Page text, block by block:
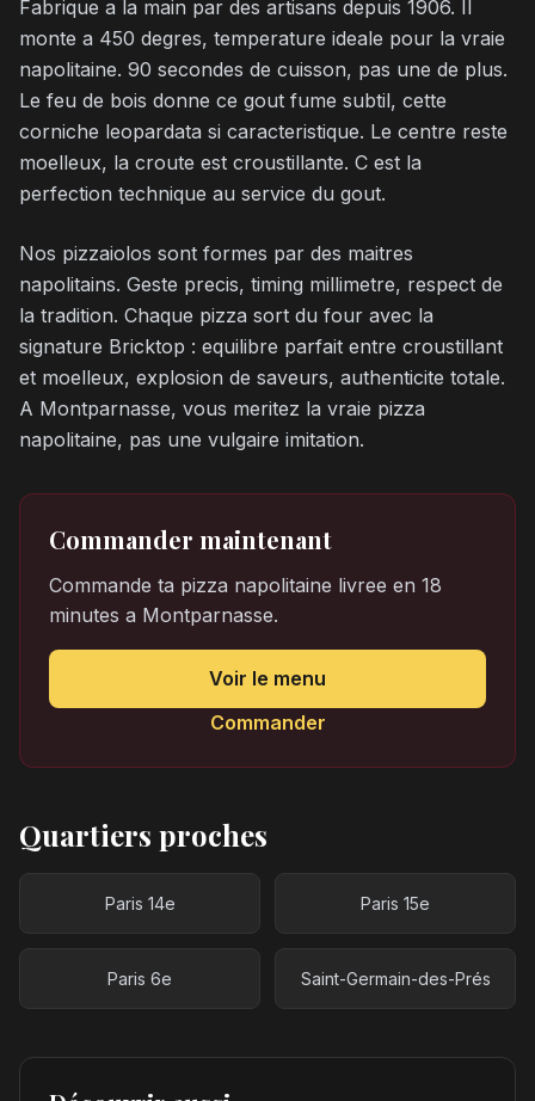
Fabrique a la main par des artisans depuis 1906. Il
monte a 450 degres, temperature ideale pour la vraie
napolitaine. 90 secondes de cuisson, pas une de plus.
Le feu de bois donne ce gout fume subtil, cette
corniche leopardata si caracteristique. Le centre reste
moelleux, la croute est croustillante. C est la
perfection technique au service du gout.
Nos pizzaiolos sont formes par des maitres
napolitains. Geste precis, timing millimetre, respect de
la tradition. Chaque pizza sort du four avec la
signature Bricktop : equilibre parfait entre croustillant
et moelleux, explosion de saveurs, authenticite totale.
A Montparnasse, vous meritez la vraie pizza
napolitaine, pas une vulgaire imitation.
Commander maintenant
Commande ta pizza napolitaine livree en 18
minutes a Montparnasse.
Voir le menu
Commander
Quartiers proches
Paris 14e Paris 15e
Paris 6e Saint-Germain-des-Prés